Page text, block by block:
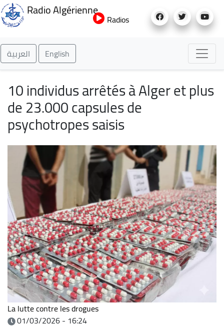
au
Radio Algérienne
Radios
العربية English
10 individus arrêtés à Alger et plus
de 23.000 capsules de
psychotropes saisis
La lutte contre les drogues
01/03/2026 - 16:24